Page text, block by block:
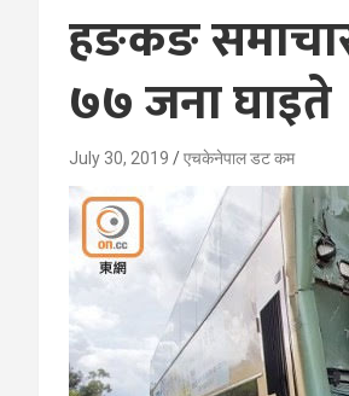
हङकङ
७७ जना घाइते
July 30, 2019 एचकेनेपाल डट कम